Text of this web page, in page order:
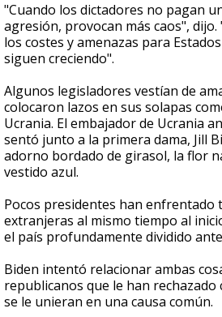
"Cuando los dictadores no pagan
agresión, provocan más caos", dijo.
los costes y amenazas para
siguen creciendo".
Algunos legisladores vestían de
colocaron lazos en sus solapas
Ucrania. El embajador de Ucrania
sentó junto a la primera dama, Jill
adorno bordado de girasol, la flor
vestido azul.
Pocos presidentes han enfrentado
extranjeras al mismo tiempo al
el país profundamente dividido
Biden intentó relacionar ambas
republicanos que le han rechazado
se le unieran en una causa común.